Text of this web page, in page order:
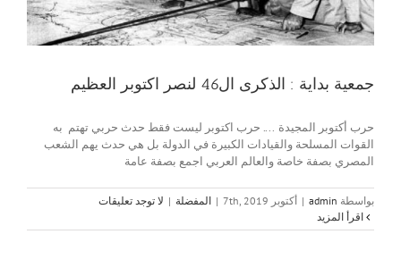
جمعية بداية : الذكرى ال46 لنصر اكتوبر العظيم
حرب أكتوبر المجيدة .... حرب اكتوبر ليست فقط حدث حربي تهتم به
القوات المسلحة والقيادات الكبيرة في الدولة بل هي حدث يهم الشعب
المصري بصفة خاصة والعالم العربي اجمع بصفة عامة
بواسطة admin
| أكتوبر 7th, 2019 | المفضلة | لا توجد تعليقات